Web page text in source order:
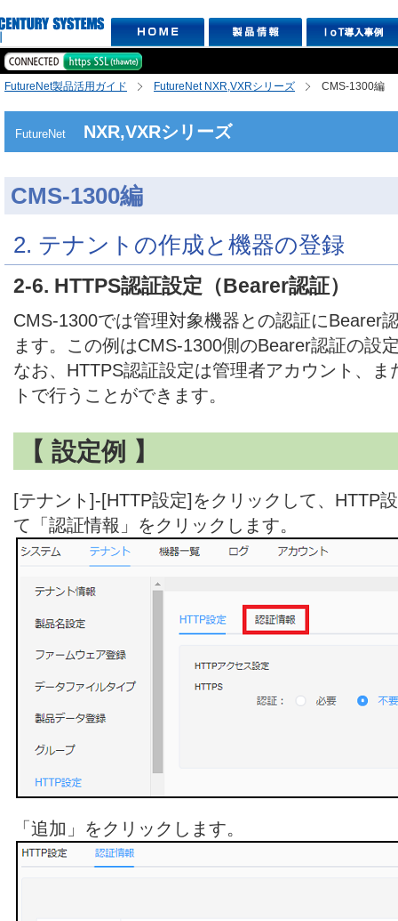
FutureNet製品活用ガイド FutureNet NXR,VXRシリーズ CMS-1300編
FutureNet NXR,VXRシリーズ
CMS-1300編
2. テナントの作成と機器の登録
2-6. HTTPS認証設定（Bearer認証）
CMS-1300では管理対象機器との認証にBearer
ます。この例はCMS-1300側のBearer認証の設
なお、HTTPS認証設定は管理者アカウント、
トで行うことができます。
【 設定例 】
[テナント]-[HTTP設定]をクリックして、HTTP
て「認証情報」をクリックします。
「追加」をクリックします。